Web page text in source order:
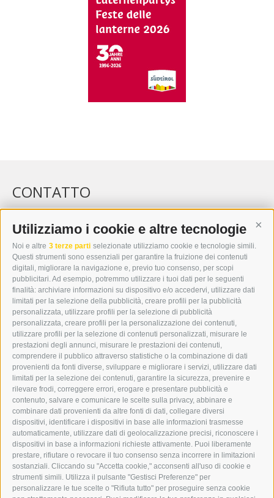
Utilizziamo i cookie e altre tecnologie
Noi e altre 3 terze parti selezionate utilizziamo cookie e tecnologie simili.
Questi strumenti sono essenziali per garantire la fruizione dei contenuti
digitali, migliorare la navigazione e, previo tuo consenso, per scopi
pubblicitari. Ad esempio, potremmo utilizzare i tuoi dati per le seguenti
finalità: archiviare informazioni su dispositivo e/o accedervi, utilizzare dati
limitati per la selezione della pubblicità, creare profili per la pubblicità
personalizzata, utilizzare profili per la selezione di pubblicità
personalizzata, creare profili per la personalizzazione dei contenuti,
utilizzare profili per la selezione di contenuti personalizzati, misurare le
prestazioni degli annunci, misurare le prestazioni dei contenuti,
comprendere il pubblico attraverso statistiche o la combinazione di dati
provenienti da fonti diverse, sviluppare e migliorare i servizi, utilizzare dati
limitati per la selezione dei contenuti, garantire la sicurezza, prevenire e
rilevare frodi, correggere errori, erogare e presentare pubblicità e
contenuto, salvare e comunicare le scelte sulla privacy, abbinare e
combinare dati provenienti da altre fonti di dati, collegare diversi
dispositivi, identificare i dispositivi in base alle informazioni trasmesse
automaticamente, utilizzare dati di geolocalizzazione precisi, riconoscere i
dispositivi in base a informazioni richieste attivamente. Puoi liberamente
prestare, rifiutare o revocare il tuo consenso senza incorrere in limitazioni
sostanziali. Cliccando su "Accetta cookie," acconsenti all'uso di cookie e
strumenti simili. Utilizza il pulsante "Gestisci Preferenze" per
personalizzare le tue scelte o "Rifiuta tutto" per proseguire senza cookie
CONTATTO
WIPP-MEDIA GMBH
DER ERKER
I-39049 VIPITENO
TEL.: +39 0472 766876
GRAFIK@DERERKER.IT
INFO@DERERKER.IT
BARBARA.FONTANA@DERERKER.IT
ERKER
PUBBLICITÀ NELL’ERKER
PUBBLICITÀ ONLINE
ADDEBITO DIRETTO SEPA
REGOLAMENTO COMMENTI
ONLINE VOTING
SERVICE
EVENTI
ANNUNCI
LINK UTILI